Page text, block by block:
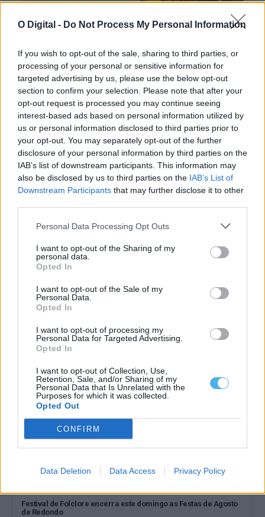
O Digital - Do Not Process My Personal Information
If you wish to opt-out of the sale, sharing to third parties, or
processing of your personal or sensitive information for
targeted advertising by us, please use the below opt-out
section to confirm your selection. Please note that after your
opt-out request is processed you may continue seeing
interest-based ads based on personal information utilized by
us or personal information disclosed to third parties prior to
your opt-out. You may separately opt-out of the further
disclosure of your personal information by third parties on the
IAB’s list of downstream participants. This information may
also be disclosed by us to third parties on the IAB’s List of
Downstream Participants that may further disclose it to other
Personal Data Processing Opt Outs
I want to opt-out of the Sharing of my
personal data.
Opted In
I want to opt-out of the Sale of my
Personal Data.
Opted In
I want to opt-out of processing my
Personal Data for Targeted Advertising.
Opted In
I want to opt-out of Collection, Use,
Retention, Sale, and/or Sharing of my
Personal Data that Is Unrelated with the
Purposes for which it was collected.
Opted Out
CONFIRM
Data Deletion Data Access Privacy Policy
Câmara de Redondo lança concurso de 712 mil euros para
requalificar Bairro António Festas
A Câmara Municipal de Redondo lançou o concurso público para
a primeira fase da...
4 Agosto, 2026 - 17:13
Homem detido em Redondo por maus-tratos à ex-companheira
e filho
Um homem de 32 anos foi detido pela GNR por violência
4 Agosto, 2026 - 13:32
Festival de Folclore encerra este domingo as Festas de Agosto
de Redondo